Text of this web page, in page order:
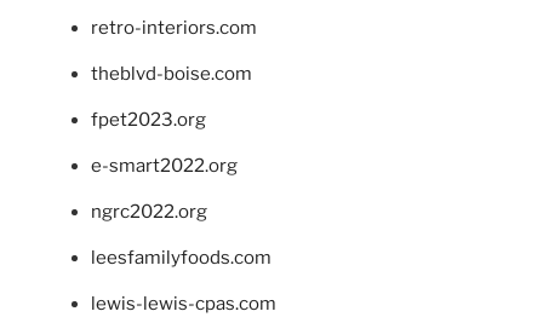
retro-interiors.com
theblvd-boise.com
fpet2023.org
e-smart2022.org
ngrc2022.org
leesfamilyfoods.com
lewis-lewis-cpas.com